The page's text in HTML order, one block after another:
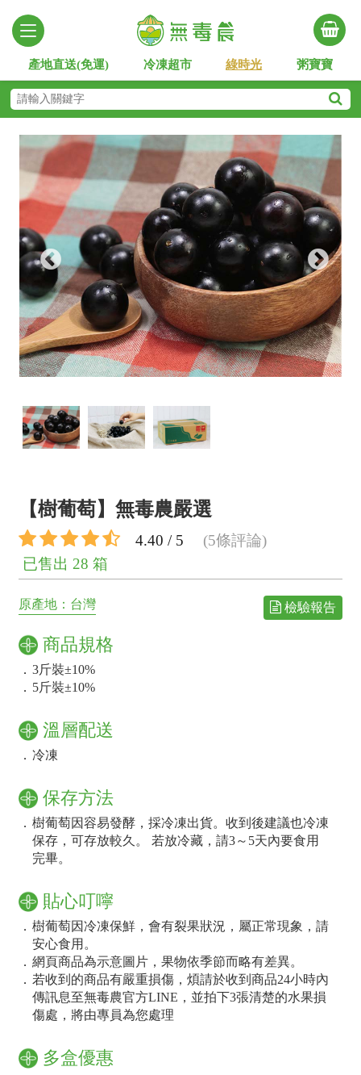
產地直送(免運) 冷凍超市 綠時光 粥寶寶
【樹葡萄】無毒農嚴選
4.40 / 5
(5條評論)
已售出 28 箱
原產地：台灣 檢驗報告
商品規格
． 3斤裝±10%
． 5斤裝±10%
溫層配送
． 冷凍
保存方法
． 樹葡萄因容易發酵，採冷凍出貨。收到後建議也冷凍
保存，可存放較久。 若放冷藏，請3～5天內要食用
完畢。
貼心叮嚀
． 樹葡萄因冷凍保鮮，會有裂果狀況，屬正常現象，請
安心食用。
． 網頁商品為示意圖片，果物依季節而略有差異。
． 若收到的商品有嚴重損傷，煩請於收到商品24小時內
傳訊息至無毒農官方LINE，並拍下3張清楚的水果損
傷處，將由專員為您處理
多盒優惠